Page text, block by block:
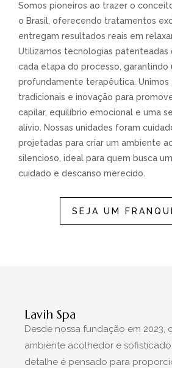
Somos pioneiros ao trazer o
o Brasil, oferecendo tratamentos
entregam resultados reais em
Utilizamos tecnologias patenteadas
cada etapa do processo, garantindo
profundamente terapêutica. Unimos
tradicionais e inovação para
capilar, equilíbrio emocional e uma
alívio. Nossas unidades foram
projetadas para criar um ambiente
silencioso, ideal para quem busca
cuidado e descanso merecido.
SEJA UM
Lavih Spa
Desde nossa fundação em 2023,
ambiente acolhedor e
detalhe é pensado para